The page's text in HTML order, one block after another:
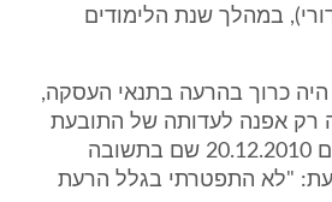
במהלך שנת הלימודים
היה כרוך בהרעה בתנאי העסקה,
זה רק אפנה לעדותה של התובעת
בחקירתה הנגדית מיום 20.12.2010 שם בתשובה
"לא התפטרתי בגלל הרעת